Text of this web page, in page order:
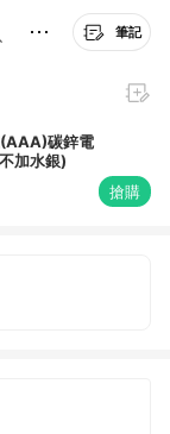
筆記
(AAA)碳鋅電
加水銀)
搶購